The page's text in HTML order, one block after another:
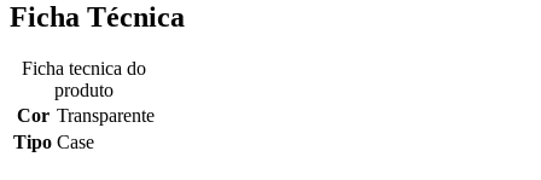
Ficha Técnica
Ficha tecnica do
produto
Cor Transparente
Tipo Case